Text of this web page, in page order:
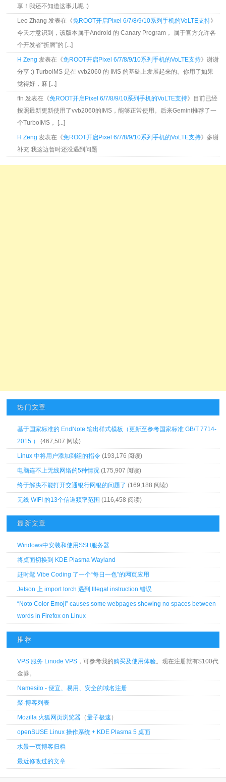
享！我还不知道这事儿呢 :)
Leo Zhang 发表在《免ROOT开启Pixel 6/7/8/9/10系列手机的VoLTE支持》
今天才意识到，该版本属于Android 的 Canary Program， 属于官方允许各
个开发者“折腾”的 [...]
H Zeng 发表在《免ROOT开启Pixel 6/7/8/9/10系列手机的VoLTE支持》谢谢
分享 :) TurboIMS 是在 vvb2060 的 IMS 的基础上发展起来的。你用了如果
觉得好，麻 [...]
ffn 发表在《免ROOT开启Pixel 6/7/8/9/10系列手机的VoLTE支持》目前已经
按照最新更新使用了vvb2060的IMS，能够正常使用。后来Gemini推荐了一
个TurboIMS， [...]
H Zeng 发表在《免ROOT开启Pixel 6/7/8/9/10系列手机的VoLTE支持》多谢
补充 我这边暂时还没遇到问题
热门文章
基于国家标准的 EndNote 输出样式模板（更新至参考国家标准 GB/T 7714-
2015 ）
(467,507 阅读)
Linux 中将用户添加到组的指令 (193,176 阅读)
电脑连不上无线网络的5种情况 (175,907 阅读)
终于解决不能打开交通银行网银的问题了 (169,188 阅读)
无线 WIFI 的13个信道频率范围 (116,458 阅读)
最新文章
Windows中安装和使用SSH服务器
将桌面切换到 KDE Plasma Wayland
赶时髦 Vibe Coding 了一个“每日一色”的网页应用
Jetson 上 import torch 遇到 Illegal instruction 错误
“Noto Color Emoji” causes some webpages showing no spaces between
words in Firefox on Linux
推荐
VPS 服务 Linode VPS ，可参考我的购买及使用体验。现在注册就有$100代
金券。
Namesilo - 便宜、易用、安全的域名注册
聚·博客列表
Mozilla 火狐网页浏览器 （量子极速 ）
openSUSE Linux 操作系统 + KDE Plasma 5 桌面
水景一页博客归档
最近修改过的文章